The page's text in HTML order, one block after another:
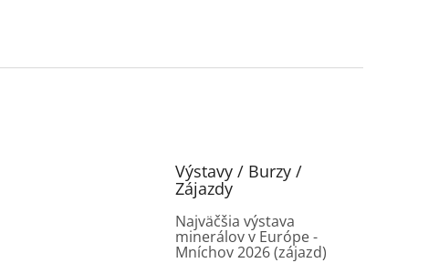
Výstavy / Burzy /
Zájazdy
Najväčšia výstava
minerálov v Európe -
Mníchov 2026 (zájazd)